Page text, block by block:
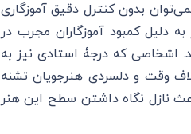
بدون کنترل دقیق آموزگاری
کمبود آموزگاران مجرب در
اشخاصی که درجۀ استادی نیز به
وقت و دلسردی هنرجویان تشنه
نازل نگاه داشتن سطح این هنر